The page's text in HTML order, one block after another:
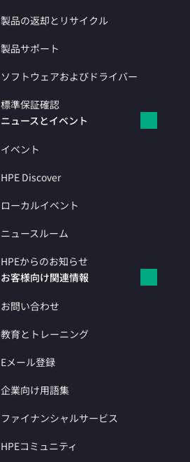
製品の返却とリサイクル
製品サポート
ソフトウェアおよびドライバー
標準保証確認
ニュースとイベント
イベント
HPE Discover
ローカルイベント
ニュースルーム
HPEからのお知らせ
お客様向け関連情報
お問い合わせ
教育とトレーニング
Eメール登録
企業向け用語集
ファイナンシャルサービス
HPEコミュニティ